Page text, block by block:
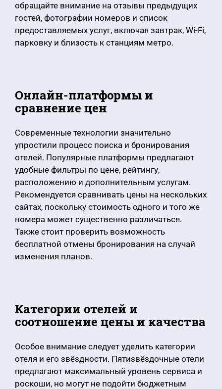
обращайте внимание на отзывы предыдущих
гостей, фотографии номеров и список
предоставляемых услуг, включая завтрак, Wi-Fi,
парковку и близость к станциям метро.
Онлайн-платформы и
сравнение цен
Современные технологии значительно
упростили процесс поиска и бронирования
отелей. Популярные платформы предлагают
удобные фильтры по цене, рейтингу,
расположению и дополнительным услугам.
Рекомендуется сравнивать цены на нескольких
сайтах, поскольку стоимость одного и того же
номера может существенно различаться.
Также стоит проверить возможность
бесплатной отмены бронирования на случай
изменения планов.
Категории отелей и
соотношение цены и качества
Особое внимание следует уделить категории
отеля и его звёздности. Пятизвёздочные отели
предлагают максимальный уровень сервиса и
роскоши, но могут не подойти бюджетным